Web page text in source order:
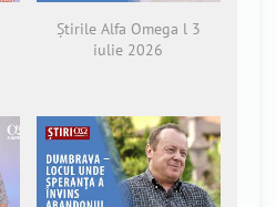
Știrile Alfa Omega l 3
iulie 2026